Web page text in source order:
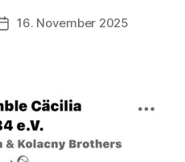
Veröffentlichungsdatum
16. November 2025